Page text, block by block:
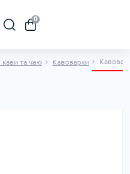
0
кави та чаю Кавоварки